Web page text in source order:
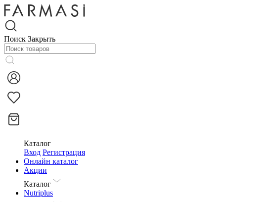
Поиск Закрыть
Каталог
Вход Регистрация
Онлайн каталог
Акции
Каталог
Nutriplus